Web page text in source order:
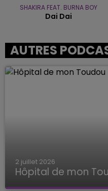
SHAKIRA FEAT. BURNA BOY
Dai Dai
AUTRES
2 juillet 2026
Hôpital de mon
Hôpital de mon Toudou